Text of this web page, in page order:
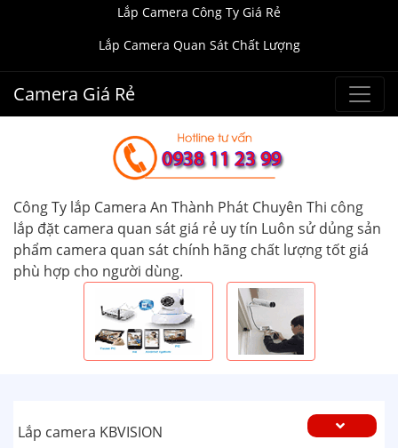
Lắp Camera Công Ty Giá Rẻ
Lắp Camera Quan Sát Chất Lượng
Camera Giá Rẻ
Công Ty lắp Camera An Thành Phát Chuyên Thi công
lắp đặt camera quan sát giá rẻ uy tín Luôn sử dủng sản
phẩm camera quan sát chính hãng chất lượng tốt giá
phù hợp cho người dùng.
Lắp camera KBVISION